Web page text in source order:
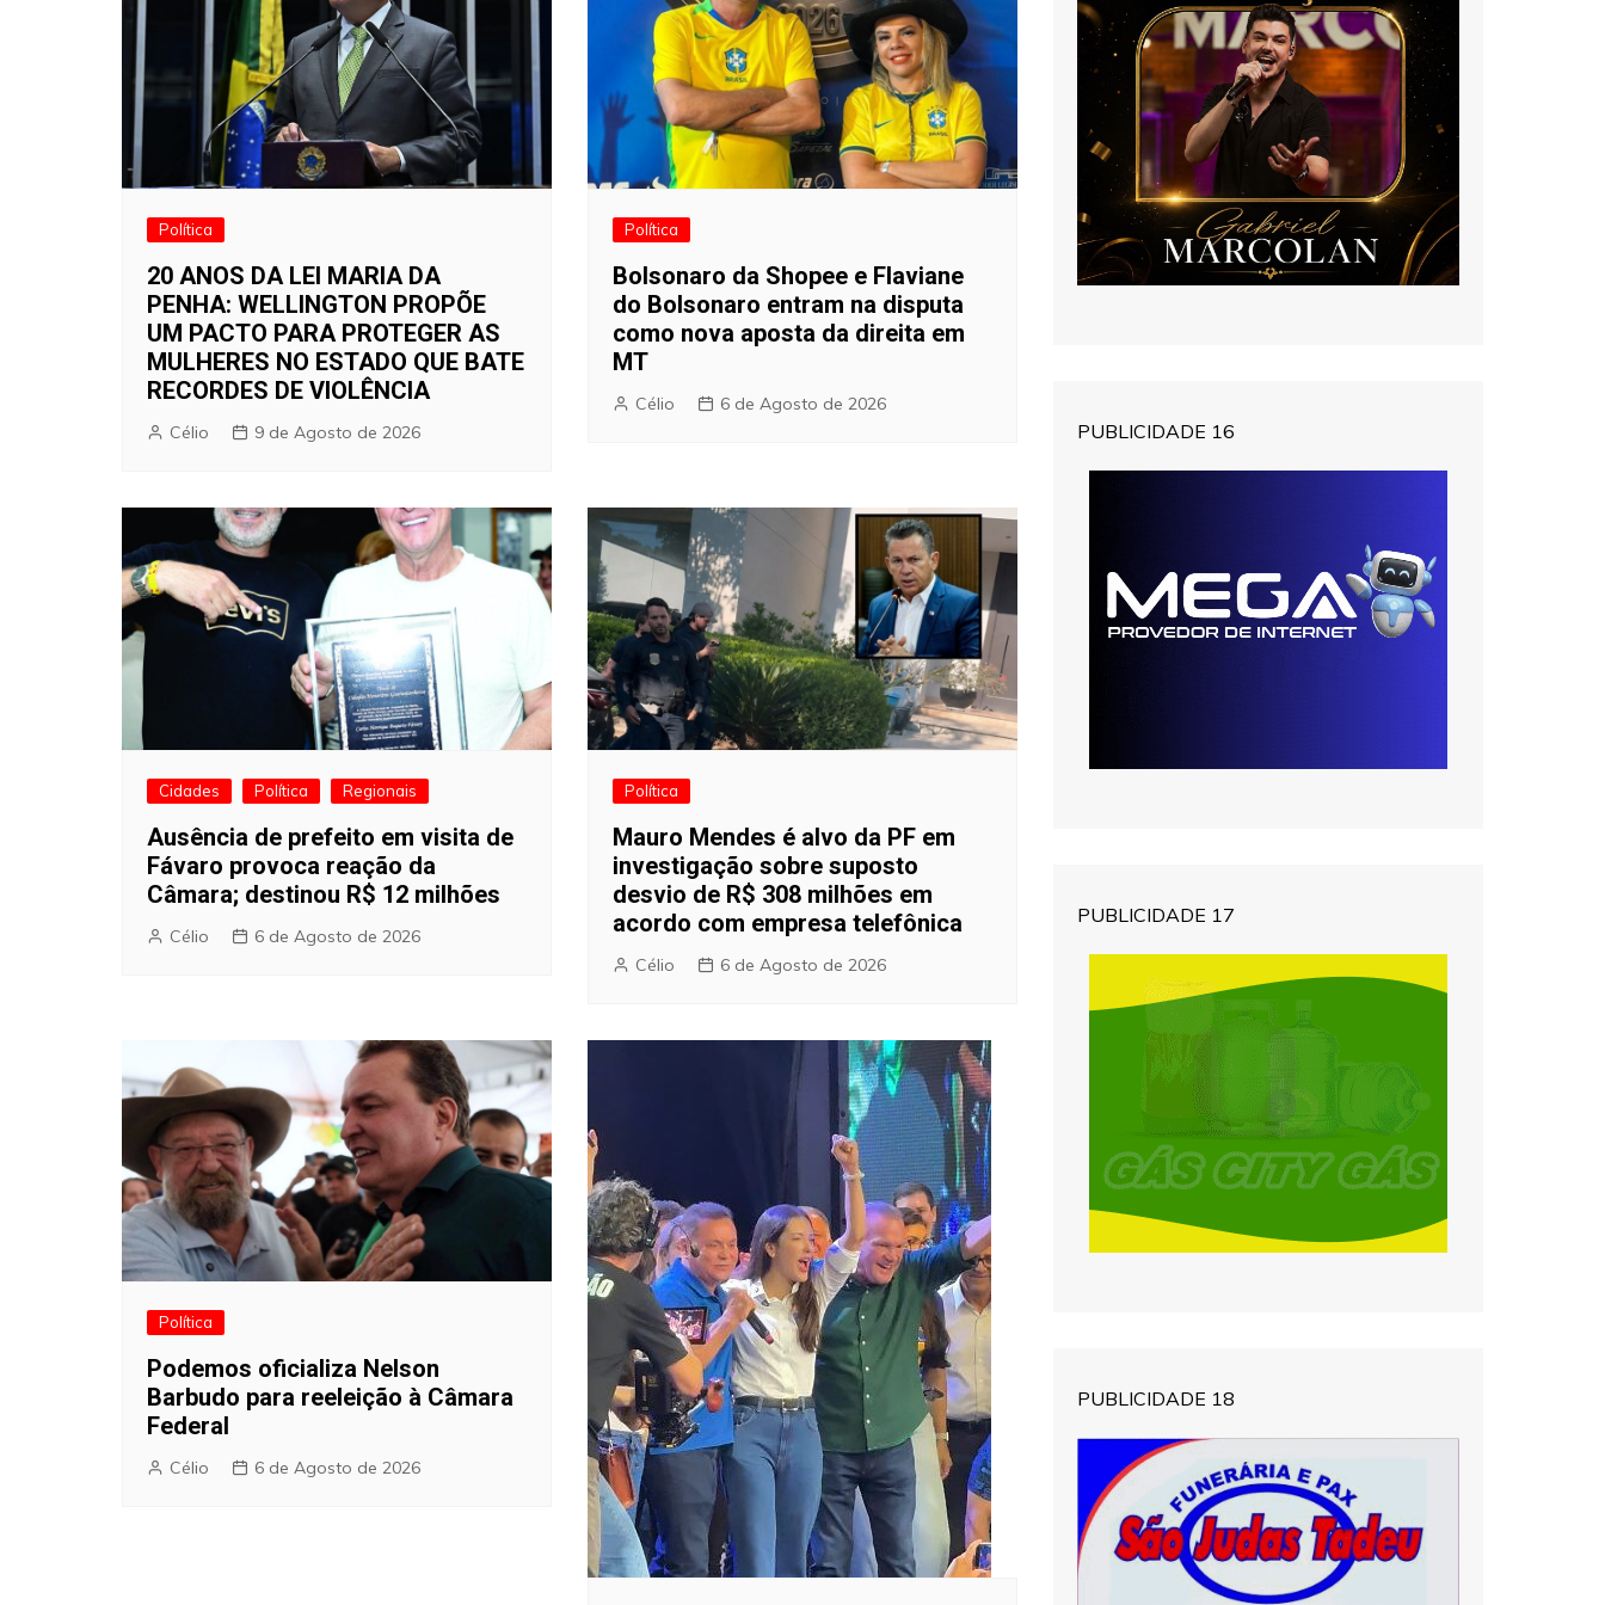
Política
20 ANOS DA LEI MARIA DA
PENHA: WELLINGTON PROPÕE
UM PACTO PARA PROTEGER AS
MULHERES NO ESTADO QUE BATE
RECORDES DE VIOLÊNCIA
Célio 9 de Agosto de 2026
Política
Bolsonaro da Shopee e Flaviane
do Bolsonaro entram na disputa
como nova aposta da direita em
MT
Célio 6 de Agosto de 2026
Cidades Política Regionais
Ausência de prefeito em visita de
Fávaro provoca reação da
Câmara; destinou R$ 12 milhões
Célio 6 de Agosto de 2026
Política
Mauro Mendes é alvo da PF em
investigação sobre suposto
desvio de R$ 308 milhões em
acordo com empresa telefônica
Célio 6 de Agosto de 2026
Política
Podemos oficializa Nelson
Barbudo para reeleição à Câmara
Federal
Célio 6 de Agosto de 2026
PUBLICIDADE 16
PUBLICIDADE 17
PUBLICIDADE 18